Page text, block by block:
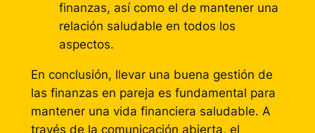
finanzas, así como el de mantener una
relación saludable en todos los
aspectos.
En conclusión, llevar una buena gestión de
las finanzas en pareja es fundamental para
mantener una vida financiera saludable. A
través de la comunicación abierta, el